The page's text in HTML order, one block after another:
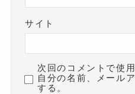
サイト
次回のコメントで使
自分の名前、メール
する。